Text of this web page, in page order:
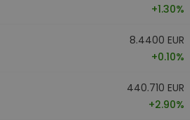
+1.30%
8.4400 EUR
+0.10%
440.710 EUR
+2.90%